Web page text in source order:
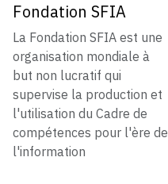
Fondation SFIA
La Fondation SFIA est une
organisation mondiale à
but non lucratif qui
supervise la production et
l'utilisation du Cadre de
compétences pour l'ère de
l'information